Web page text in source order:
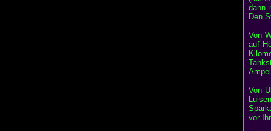
dann
Den
Von
auf
Von
vor